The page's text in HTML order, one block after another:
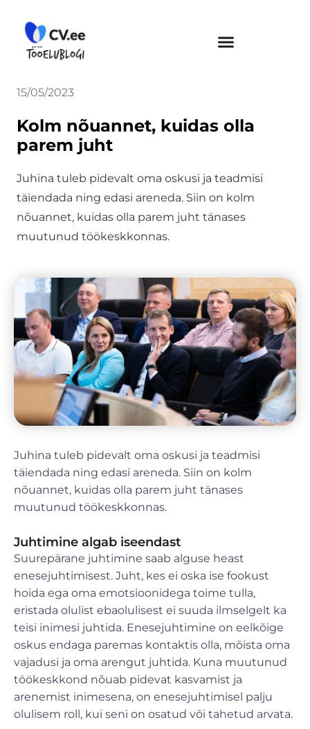
content
15/05/2023
Kolm nõuannet, kuidas olla
parem juht
Juhina tuleb pidevalt oma oskusi ja teadmisi
täiendada ning edasi areneda. Siin on kolm
nõuannet, kuidas olla parem juht tänases
muutunud töökeskkonnas.
Juhina tuleb pidevalt oma oskusi ja teadmisi
täiendada ning edasi areneda. Siin on kolm
nõuannet, kuidas olla parem juht tänases
muutunud töökeskkonnas.
Juhtimine algab iseendast
Suurepärane juhtimine saab alguse heast
enesejuhtimisest. Juht, kes ei oska ise fookust
hoida ega oma emotsioonidega toime tulla,
eristada olulist ebaolulisest ei suuda ilmselgelt ka
teisi inimesi juhtida. Enesejuhtimine on eelkõige
oskus endaga paremas kontaktis olla, mõista oma
vajadusi ja oma arengut juhtida. Kuna muutunud
töökeskkond nõuab pidevat kasvamist ja
arenemist inimesena, on enesejuhtimisel palju
olulisem roll, kui seni on osatud või tahetud arvata.